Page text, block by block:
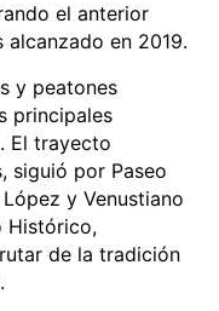
el anterior
en 2019.
y peatones
principales
El trayecto
siguió por Paseo
y Venustiano
Histórico,
de la tradición